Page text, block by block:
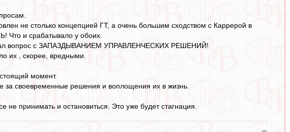
не столько концепцией ГТ, а очень большим сходством с Каррерой в
Что и срабатывало у обоих.
вопрос с ЗАПАЗДЫВАНИЕМ УПРАВЛЕНЧЕСКИХ РЕШЕНИЙ!
их , скорее, вредными.
момент.
своевременные решения и воплощения их в жизнь.
принимать и остановиться. Это уже будет стагнация.